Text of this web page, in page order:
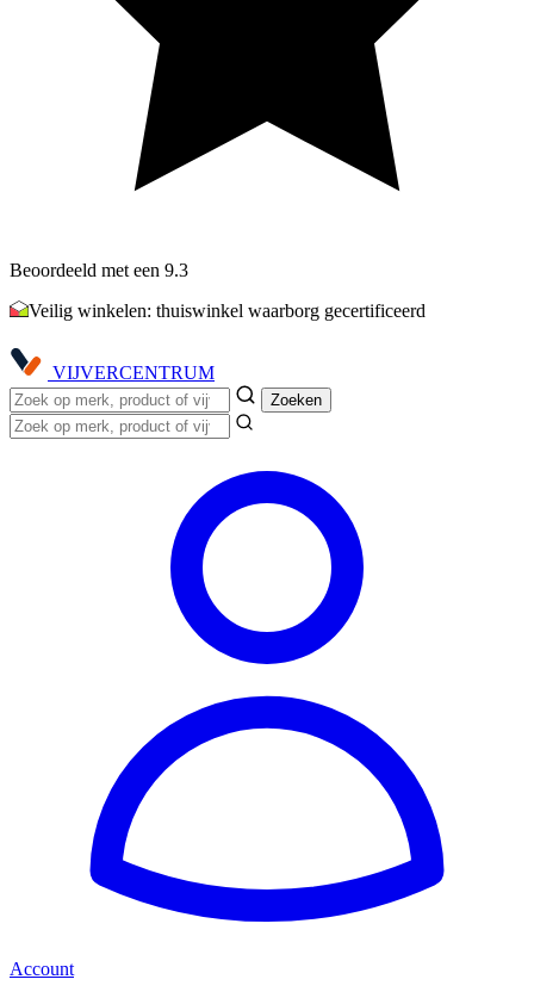
Beoordeeld met een 9.3
Veilig winkelen: thuiswinkel waarborg gecertificeerd
VIJVERCENTRUM
Zoeken
Account